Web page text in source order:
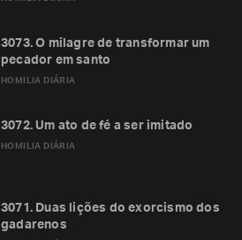
HOMILIA DIÁRIA
3073. O milagre de transformar um
pecador em santo
HOMILIA DIÁRIA
3072. Um ato de fé a ser imitado
3071. Duas lições do exorcismo dos
gadarenos